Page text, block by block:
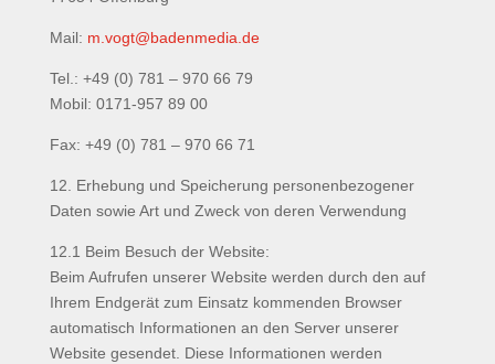
Mail: m.vogt@badenmedia.de
Tel.: +49 (0) 781 – 970 66 79
Mobil: 0171-957 89 00
Fax: +49 (0) 781 – 970 66 71
12. Erhebung und Speicherung personenbezogener
Daten sowie Art und Zweck von deren Verwendung
12.1 Beim Besuch der Website:
Beim Aufrufen unserer Website werden durch den auf
Ihrem Endgerät zum Einsatz kommenden Browser
automatisch Informationen an den Server unserer
Website gesendet. Diese Informationen werden